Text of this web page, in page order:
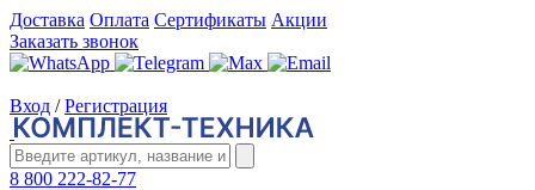
Доставка Оплата Сертификаты Акции
Заказать звонок
Вход / Регистрация
8 800 222-82-77